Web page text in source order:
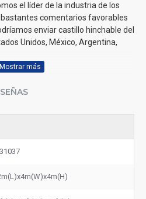
el líder de la industria de los
comentarios favorables
enviar castillo hinchable del
Unidos, México, Argentina,